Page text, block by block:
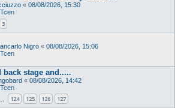
« 08/08/2026, 15:30
3
Nigro « 08/08/2026, 15:06
back stage and.....
« 08/08/2026, 14:42
124 125 126 127